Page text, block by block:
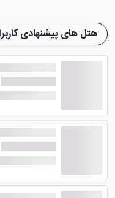
خروج از مجموعه سپری
متفاوت، فضای سبز
باغ، امکانات رفاهی
همچنان یکی از
شمار می رود. این
اختصاصی ساخته
گیاهی متنوع و فضای
جزیره را ارائه می دهد.
هتل های پیشنهادی